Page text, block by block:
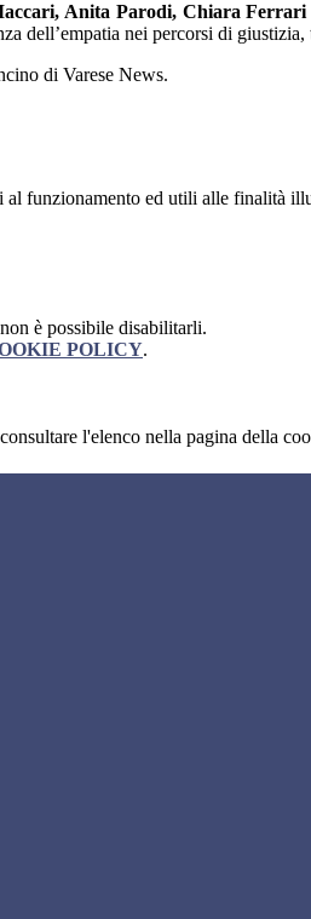
Anita Parodi, Chiara
dell’empatia nei percorsi di
di Varese News.
funzionamento ed utili alle finalità
è possibile disabilitarli.
POLICY.
l'elenco nella pagina della